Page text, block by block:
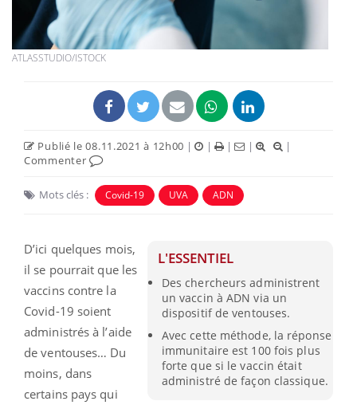
ATLASSTUDIO/ISTOCK
Publié le 08.11.2021 à 12h00 | | | |
|
Commenter
Mots clés : Covid-19 UVA ADN
L'ESSENTIEL
Des chercheurs administrent
un vaccin à ADN via un
dispositif de ventouses.
Avec cette méthode, la réponse
immunitaire est 100 fois plus
forte que si le vaccin était
administré de façon classique.
D’ici quelques mois,
il se pourrait que les
vaccins contre la
Covid-19 soient
administrés à l’aide
de ventouses… Du
moins, dans
certains pays qui